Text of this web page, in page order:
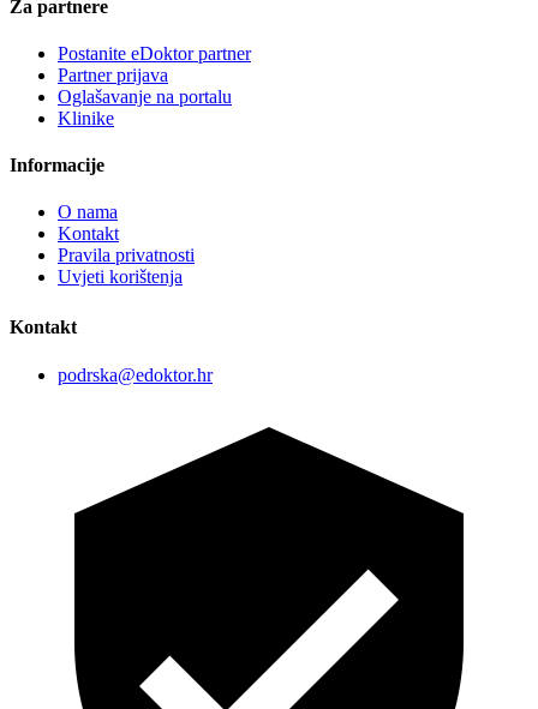
Za partnere
Postanite eDoktor partner
Partner prijava
Oglašavanje na portalu
Klinike
Informacije
O nama
Kontakt
Pravila privatnosti
Uvjeti korištenja
Kontakt
podrska@edoktor.hr